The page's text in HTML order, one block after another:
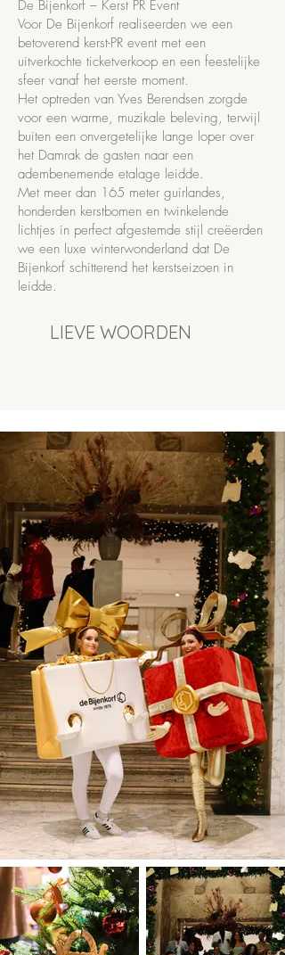
De Bijenkorf – Kerst PR Event
Voor De Bijenkorf realiseerden we een
betoverend kerst-PR event met een
uitverkochte ticketverkoop en een feestelijke
sfeer vanaf het eerste moment.
Het optreden van Yves Berendsen zorgde
voor een warme, muzikale beleving, terwijl
buiten een onvergetelijke lange loper over
het Damrak de gasten naar een
adembenemende etalage leidde.
Met meer dan 165 meter guirlandes,
honderden kerstbomen en twinkelende
lichtjes in perfect afgestemde stijl creëerden
we een luxe winterwonderland dat De
Bijenkorf schitterend het kerstseizoen in
leidde.
LIEVE WOORDEN